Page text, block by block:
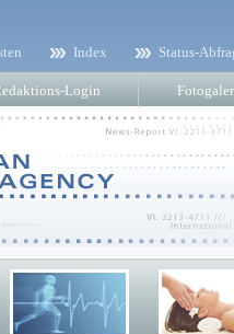
Index Status-
Login